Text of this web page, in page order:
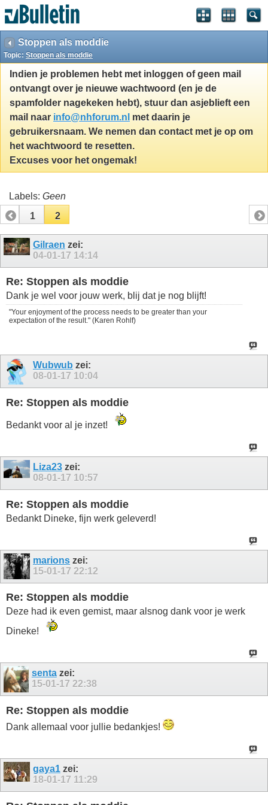
Stoppen als moddie
Topic: Stoppen als moddie
Indien je problemen hebt met inloggen of geen mail
ontvangt over je nieuwe wachtwoord (en je de
spamfolder nagekeken hebt), stuur dan asjeblieft een
mail naar info@nhforum.nl met daarin je
gebruikersnaam. We nemen dan contact met je op om
het wachtwoord te resetten.
Excuses voor het ongemak!
Labels: Geen
1
2
Gilraen zei:
04-01-17 14:14
Re: Stoppen als moddie
Dank je wel voor jouw werk, blij dat je nog blijft!
"Your enjoyment of the process needs to be greater than your
expectation of the result." (Karen Rohlf)
Wubwub zei:
08-01-17 10:04
Re: Stoppen als moddie
Bedankt voor al je inzet!
Liza23 zei:
08-01-17 10:57
Re: Stoppen als moddie
Bedankt Dineke, fijn werk geleverd!
marions zei:
15-01-17 22:12
Re: Stoppen als moddie
Deze had ik even gemist, maar alsnog dank voor je werk
Dineke!
sentazei:
15-01-17 22:38
Re: Stoppen als moddie
Dank allemaal voor jullie bedankjes!
gaya1 zei:
18-01-17 11:29